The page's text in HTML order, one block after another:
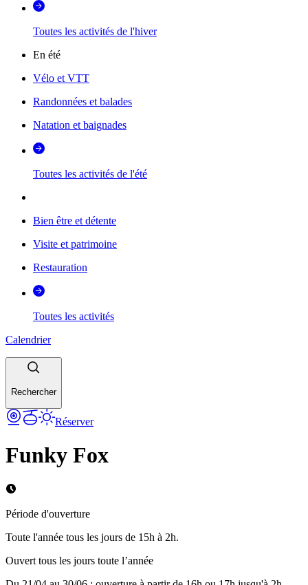
Toutes les activités de l'hiver
En été
Vélo et VTT
Randonnées et balades
Natation et baignades
Toutes les activités de l'été
Bien être et détente
Visite et patrimoine
Restauration
Toutes les activités
Calendrier
Rechercher
Réserver
Funky Fox
Période d'ouverture
Toute l'année tous les jours de 15h à 2h.
Ouvert tous les jours toute l’année